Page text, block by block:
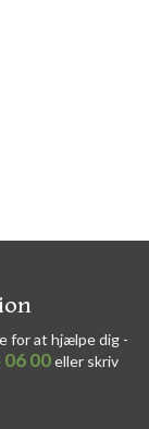
for at hjælpe dig -
06 00eller skriv